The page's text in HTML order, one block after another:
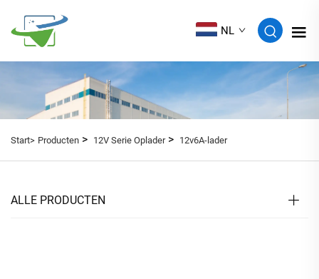
NL
Start> Producten > 12V Serie Oplader> 12v6A-lader
ALLE PRODUCTEN